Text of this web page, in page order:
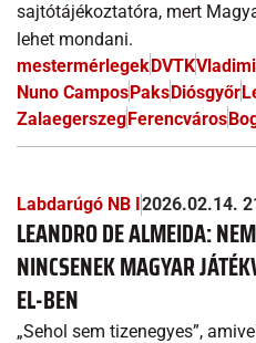
sajtótájékoztatóra, mert
lehet mondani.
mestermérlegekDVTK
Nuno CamposPaksDiósgyőr
ZalaegerszegFerencváros
Labdarúgó NB I2026.02.14.
LEANDRO DE ALMEIDA:
NINCSENEK MAGYAR
EL-BEN
„Sehol sem tizenegyes”,